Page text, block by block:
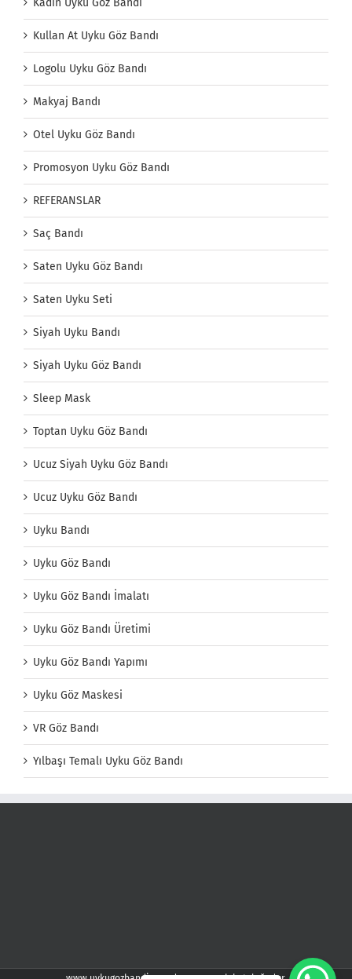
Kadın Uyku Göz Bandı
Kullan At Uyku Göz Bandı
Logolu Uyku Göz Bandı
Makyaj Bandı
Otel Uyku Göz Bandı
Promosyon Uyku Göz Bandı
REFERANSLAR
Saç Bandı
Saten Uyku Göz Bandı
Saten Uyku Seti
Siyah Uyku Bandı
Siyah Uyku Göz Bandı
Sleep Mask
Toptan Uyku Göz Bandı
Ucuz Siyah Uyku Göz Bandı
Ucuz Uyku Göz Bandı
Uyku Bandı
Uyku Göz Bandı
Uyku Göz Bandı İmalatı
Uyku Göz Bandı Üretimi
Uyku Göz Bandı Yapımı
Uyku Göz Maskesi
VR Göz Bandı
Yılbaşı Temalı Uyku Göz Bandı